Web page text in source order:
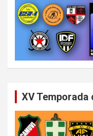
XV Temporada